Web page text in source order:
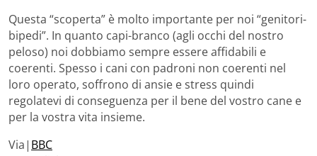
Questa “scoperta” è molto importante per noi “genitori-
bipedi”. In quanto capi-branco (agli occhi del nostro
peloso) noi dobbiamo sempre essere affidabili e
coerenti. Spesso i cani con padroni non coerenti nel
loro operato, soffrono di ansie e stress quindi
regolatevi di conseguenza per il bene del vostro cane e
per la vostra vita insieme.
Via| BBC